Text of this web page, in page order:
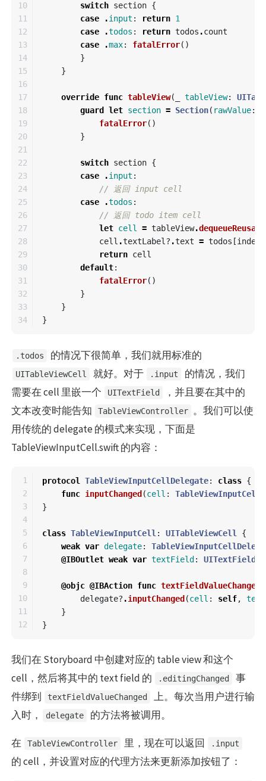
10
11
12
13
14
15
16
17
18
19
20
21
22
23
24
25
26
27
28
29
30
31
32
33
switch section {
case
.input : return 1
case
.todos : return todos .count
case
.max: fatalError()
}
}
override func tableView( tableView:
guard
let section = Section( rawValue:
fatalError()
}
switch section {
case
.input :
// 返回 input cell
case
.todos :
// 返回 todo item cell
let cell = tableView.
cell .textLabel? .text = todos [
return cell
default:
fatalError()
}
}
}
.todos 的情况下很简单，我们就用标准的
UITableViewCell 就好。对于 .input
的情况，我们
需要在 cell 里嵌一个
UITextField
，并且要在其中的
文本改变时能告知
TableViewController 。我们可以使
用传统的 delegate 的模式来实现，下面是
TableViewInputCell.swift 的内容：
1
2
3
4
5
6
7
8
9
10
11
protocol TableViewInputCellDelegate: class {
func inputChanged(cell : TableViewInputCell
}
class TableViewInputCell : UITableViewCell
{
weak var delegate:
@IBOutlet weak var textField: UITextField
@objc @IBAction func textFieldValueChanged
delegate? .inputChanged(cell : self, text
}
}
我们在 Storyboard 中创建对应的 table view 和这个
cell，然后将其中的 text field 的
.editingChanged
事
件绑到
textFieldValueChanged
上。每次当用户进行输
入时，
delegate 的方法将被调用。
在 TableViewController 里，现在可以返回 .input
的 cell，并设置对应的代理方法来更新添加按钮了：